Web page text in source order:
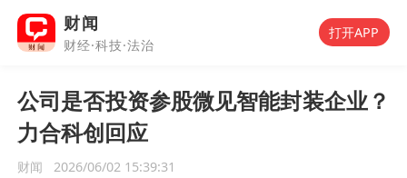
财闻
财经·科技·法治
打开APP
公司是否投资参股微见智能封装企业？
力合科创回应
财闻 2026/06/02 15:39:31